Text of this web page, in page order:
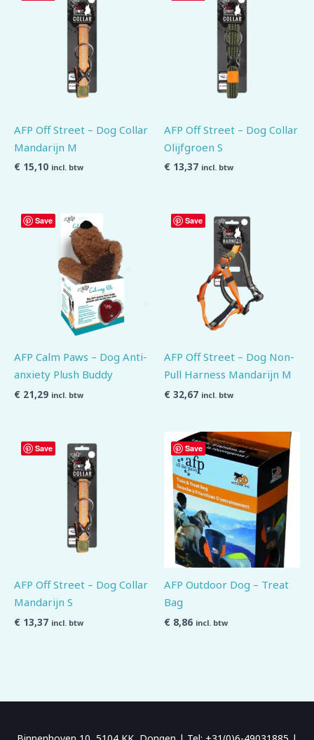
AFP Off Street – Dog Collar
Mandarijn M
€ 15,10 incl. btw
AFP Off Street – Dog Collar
Olijfgroen S
€ 13,37 incl. btw
Save
AFP Calm Paws – Dog Anti-
anxiety Plush Buddy
€ 21,29 incl. btw
Save
AFP Off Street – Dog Non-
Pull Harness Mandarijn M
€ 32,67 incl. btw
Save
AFP Off Street – Dog Collar
Mandarijn S
€ 13,37 incl. btw
Save
AFP Outdoor Dog – Treat
Bag
€ 8,86 incl. btw